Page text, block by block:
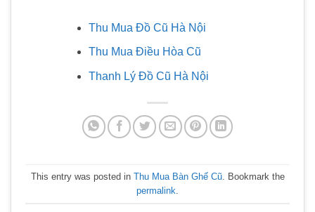
Thu Mua Đồ Cũ Hà Nội
Thu Mua Điều Hòa Cũ
Thanh Lý Đồ Cũ Hà Nội
This entry was posted in Thu Mua Bàn Ghế Cũ. Bookmark the
permalink